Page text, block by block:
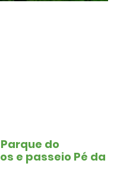
do
e passeio Pé da